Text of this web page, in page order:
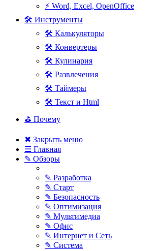
⚡ Word, Excel, OpenOffice
🛠 Инструменты
🛠 Калькуляторы
🛠 Конвертеры
🛠 Кулинария
🛠 Развлечения
🛠 Таймеры
🛠 Текст и Html
⛳ Почему
✖ Закрыть меню
☰ Главная
✎ Обзоры
✎ Разработка
✎ Старт
✎ Безопасность
✎ Оптимизация
✎ Мультимедиа
✎ Офис
✎ Интернет и Сеть
✎ Система